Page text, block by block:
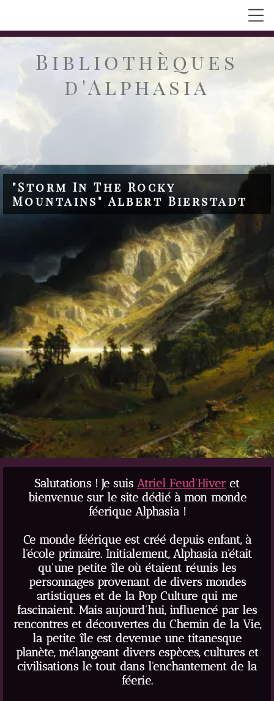
Bibliothèques
d'Alphasia
"Storm In The Rocky
Mountains" Albert Bierstadt
Salutations ! Je suis Atriel Feud'Hiveret
bienvenue sur le site dédié à mon monde
féerique Alphasia !
Ce monde féérique est créé depuis enfant, à
l'école primaire. Initialement, Alphasia n'était
qu'une petite île où étaient réunis les
personnages provenant de divers mondes
artistiques et de la Pop Culture qui me
fascinaient. Mais aujourd'hui, influencé par les
rencontres et découvertes du Chemin de la Vie,
la petite île est devenue une titanesque
planète, mélangeant divers espèces, cultures et
civilisations le tout dans l'enchantement de la
féerie.